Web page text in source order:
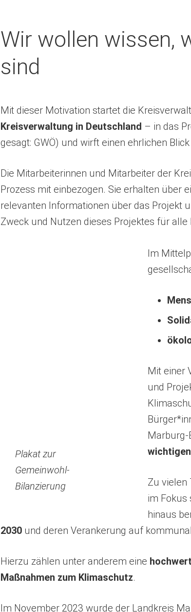
Wir wollen wissen,
sind
Mit dieser Motivation startet die
Kreisverwaltung in Deutschland – in das
gesagt: GWÖ) und wirft einen ehrlichen
Die Mitarbeiterinnen und Mitarbeiter der
Prozess mit einbezogen. Sie erhalten über
relevanten Informationen über das Projekt
Zweck und Nutzen dieses Projektes für
Plakat zur
Gemeinwohl-
Bilanzierung
Im
Mit einer
und
Marburg-
Zu vielen
im Fokus
hinaus
2030und deren Verankerung auf
Hierzu zählen unter anderem eine
Maßnahmen zum Klimaschutz.
Im November 2023 wurde der Landkreis